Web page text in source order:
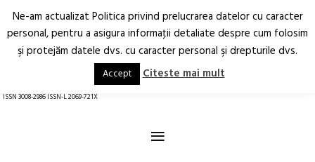
Arhitectură.
Oraș.
RO EN
ISSN 3008-2986 ISSN-L 2069-721X
≡
Ne-am actualizat Politica privind prelucrarea datelor cu caracter
personal, pentru a asigura informaţii detaliate despre cum folosim
şi protejăm datele dvs. cu caracter personal şi drepturile dvs.
Accept Citeste mai mult